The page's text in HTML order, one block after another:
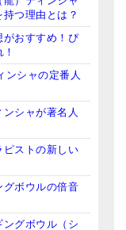
つ理由とは？
がおすすめ！ぴ
ンシャの定番人
シャが著名人
ピストの新しい
グボウルの倍音
ングボウル（シ